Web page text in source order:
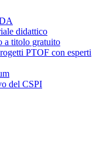
didattico
a titolo gratuito
PTOF con esperti
del CSPI